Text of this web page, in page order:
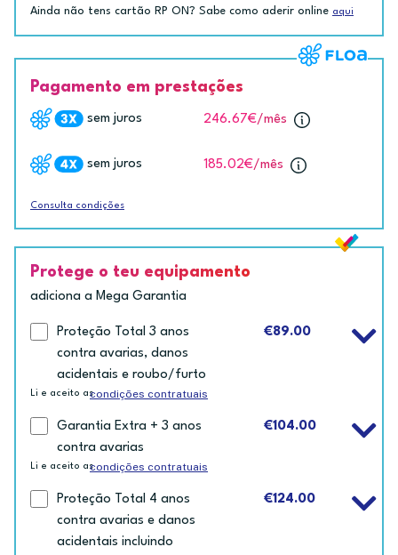
Ainda não tens cartão RP ON? Sabe como aderir online aqui
Pagamento em prestações
sem juros 246.67€/mês
sem juros 185.02€/mês
Consulta condições
Protege o teu equipamento
adiciona a Mega Garantia
Proteção Total 3 anos
contra avarias, danos
acidentais e roubo/furto
€89.00
Li e aceito ascondições contratuais
Garantia Extra + 3 anos
contra avarias
€104.00
Li e aceito ascondições contratuais
Proteção Total 4 anos
contra avarias e danos
acidentais incluindo
€124.00